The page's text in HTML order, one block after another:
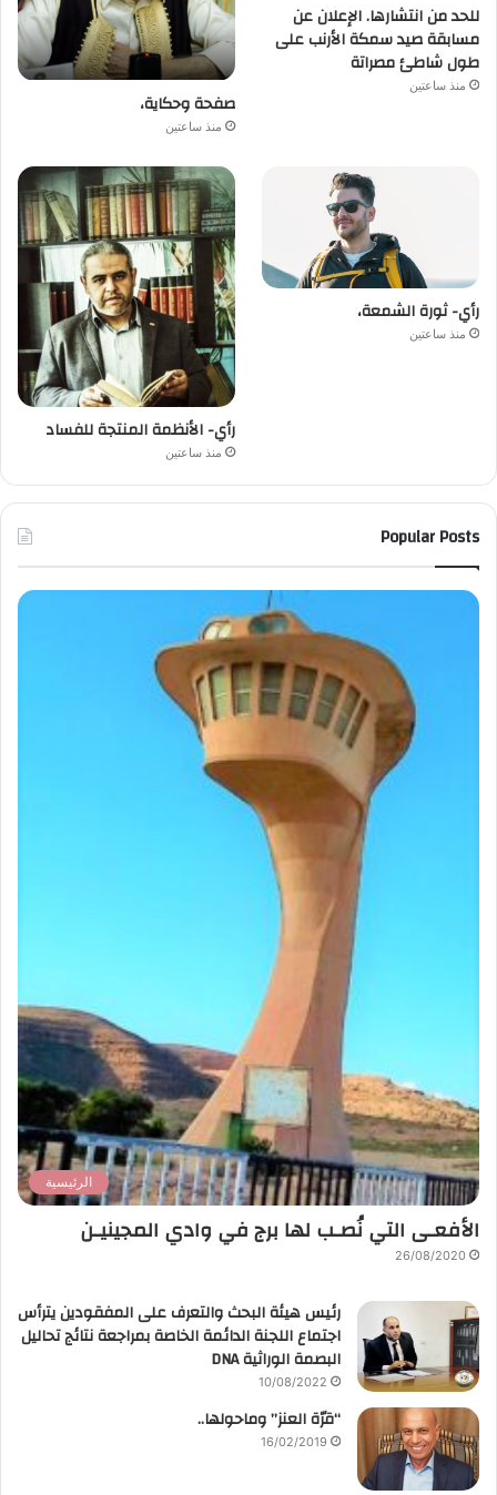
للحد من انتشارها. الإعلان عن
مسابقة صيد سمكة الأرنب على
طول شاطئ مصراتة
منذ ساعتين
صفحة وحكاية،
منذ ساعتين
رأي- ثورة الشمعة،
منذ ساعتين
رأي- الأنظمة المنتجة للفساد
منذ ساعتين
Popular Posts
الرئيسية
الأفعـى التي نُصـب لها برج في وادي المجينيـن
26/08/2020
رئيس هيئة البحث والتعرف على المفقودين يترأس
اجتماع اللجنة الدائمة الخاصة بمراجعة نتائج تحاليل
البصمة الوراثية DNA
10/08/2022
“قرّة العنز” وماحولها..
16/02/2019